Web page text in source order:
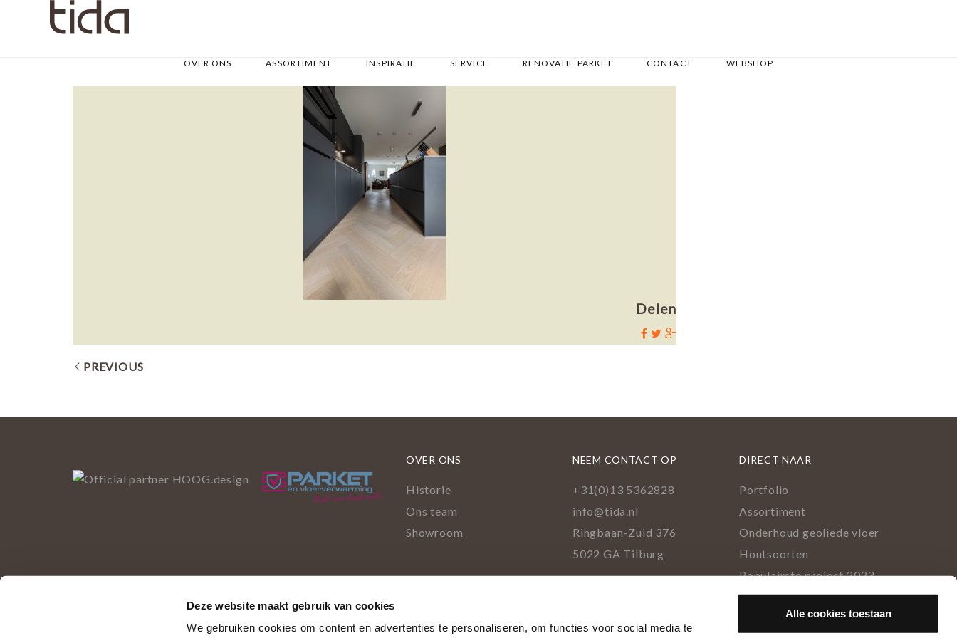
Deze website maakt gebruik van cookies
We gebruiken cookies om content en advertenties te personaliseren, om functies voor social media te
Alle cookies toestaan
OVER ONS ASSORTIMENT INSPIRATIE SERVICE RENOVATIE PARKET CONTACT WEBSHOP
Delen
PREVIOUS
OVER ONS
Historie
Ons team
Showroom
NEEM CONTACT OP
+31(0)13 5362828
info@tida.nl
Ringbaan-Zuid 376
5022 GA Tilburg
DIRECT NAAR
Portfolio
Assortiment
Onderhoud geoliede vloer
Houtsoorten
Populairste project 2023
Deze website gebruikt cookies